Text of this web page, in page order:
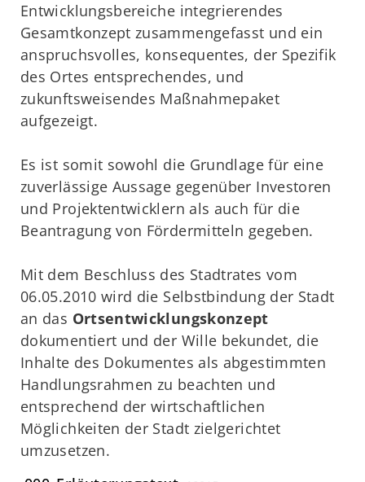
Entwicklungsbereiche integrierendes
Gesamtkonzept zusammengefasst und ein
anspruchsvolles, konsequentes, der Spezifik
des Ortes entsprechendes, und
zukunftsweisendes Maßnahmepaket
aufgezeigt.
Es ist somit sowohl die Grundlage für eine
zuverlässige Aussage gegenüber Investoren
und Projektentwicklern als auch für die
Beantragung von Fördermitteln gegeben.
Mit dem Beschluss des Stadtrates vom
06.05.2010 wird die Selbstbindung der Stadt
an das Ortsentwicklungskonzept
dokumentiert und der Wille bekundet, die
Inhalte des Dokumentes als abgestimmten
Handlungsrahmen zu beachten und
entsprechend der wirtschaftlichen
Möglichkeiten der Stadt zielgerichtet
umzusetzen.